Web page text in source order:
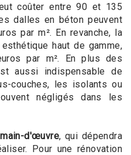
coûter entre 90 et 135
dalles en béton peuvent
par m². En revanche, la
haut de gamme,
par m². En plus des
aussi indispensable de
couches, les isolants ou
négligés dans les
d'œuvre, qui dépendra
Pour une rénovation